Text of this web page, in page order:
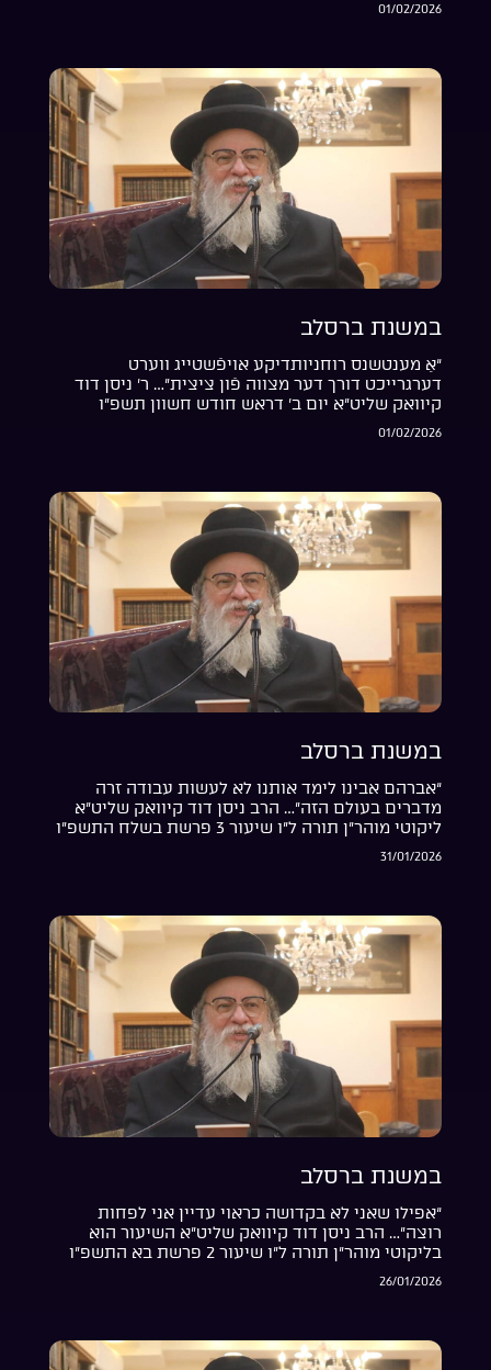
01/02/2026
במשנת ברסלב
“אַ מענטשנס רוחניותדיקע אויפֿשטייג ווערט
דערגרייכט דורך דער מצווה פֿון ציצית”… ר’ ניסן דוד
קיוואק שליט”א יום ב’ דראש חודש חשוון תשפ”ו
01/02/2026
במשנת ברסלב
“אברהם אבינו לימד אותנו לא לעשות עבודה זרה
מדברים בעולם הזה”… הרב ניסן דוד קיוואק שליט”א
ליקוטי מוהר”ן תורה ל”ו שיעור 3 פרשת בשלח התשפ”ו
31/01/2026
במשנת ברסלב
“אפילו שאני לא בקדושה כראוי עדיין אני לפחות
רוצה”… הרב ניסן דוד קיוואק שליט”א השיעור הוא
בליקוטי מוהר”ן תורה ל”ו שיעור 2 פרשת בא התשפ”ו
26/01/2026